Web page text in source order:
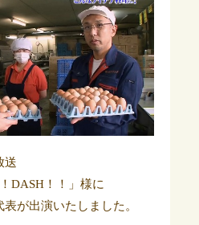
送
DASH！！」様に
が出演いたしました。